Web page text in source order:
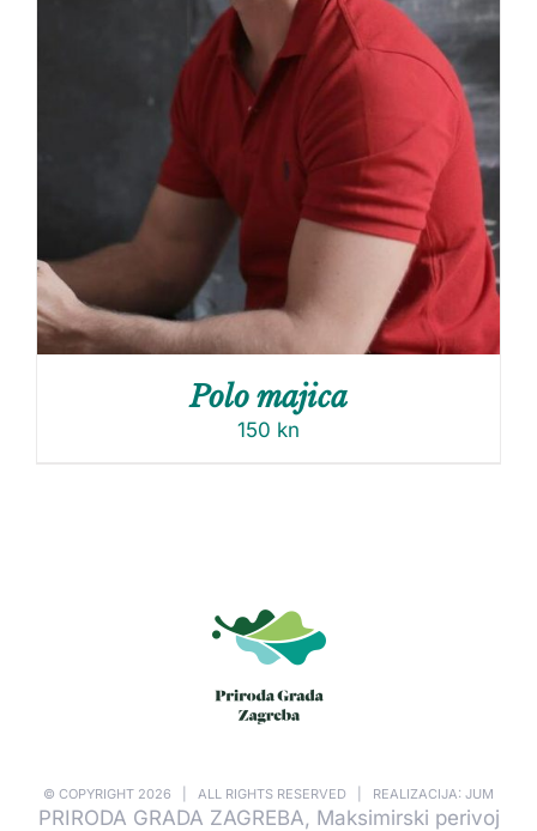
Polo majica
150 kn
© COPYRIGHT 2026 | ALL RIGHTS RESERVED | REALIZACIJA: JUM
PRIRODA GRADA ZAGREBA, Maksimirski perivoj